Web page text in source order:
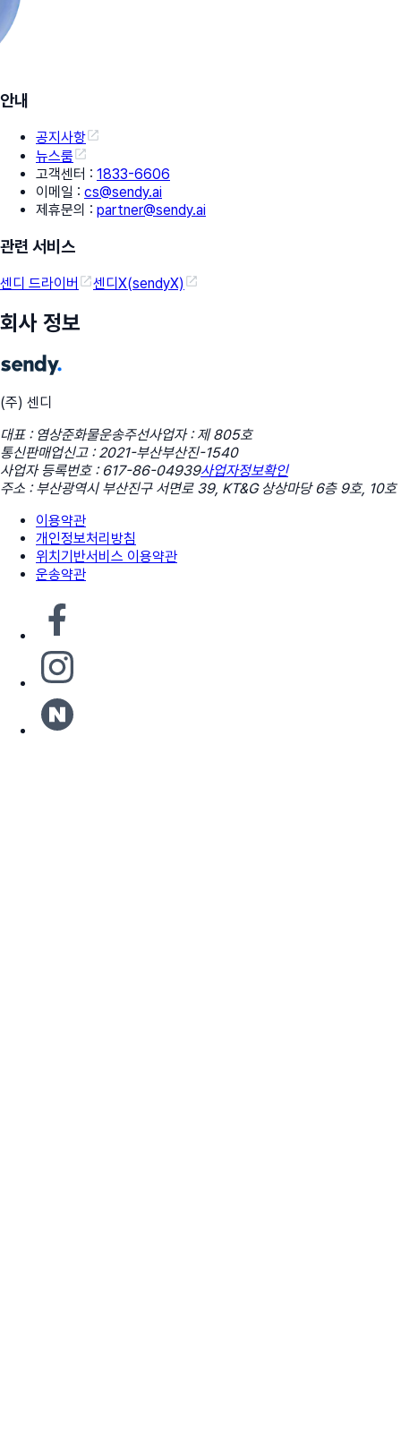
안내
공지사항
뉴스룸
고객센터 : 1833-6606
이메일 : cs@sendy.ai
제휴문의 : partner@sendy.ai
관련 서비스
센디 드라이버 센디X(sendyX)
회사 정보
(주) 센디
대표 : 염상준화물운송주선사업자 : 제 805호
통신판매업신고 : 2021-부산부산진-1540
사업자 등록번호 : 617-86-04939사업자정보확인
주소 : 부산광역시 부산진구 서면로 39, KT&G 상상마당 6층 9호, 10호
이용약관
개인정보처리방침
위치기반서비스 이용약관
운송약관